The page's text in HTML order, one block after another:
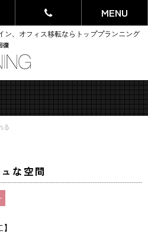
MENU
ン、オフィス移転ならトッププランニング
る
な空間